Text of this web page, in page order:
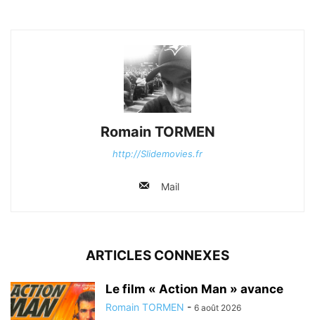
Romain TORMEN
http://Slidemovies.fr
Mail
ARTICLES CONNEXES
Le film « Action Man » avance
Romain TORMEN - 6 août 2026